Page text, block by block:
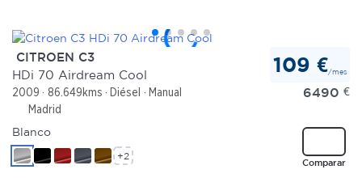
CITROEN C3
HDi 70 Airdream Cool
2009 86.649kms Diésel
Manual
Madrid
109 €/mes
6490 €
Comparar
Blanco
+2